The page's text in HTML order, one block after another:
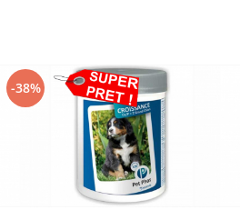
-38%